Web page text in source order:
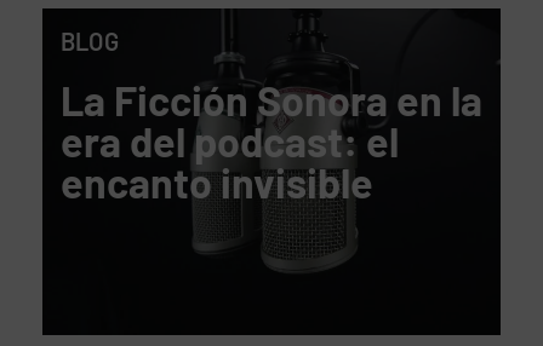
BLOG
La Ficción Sonora en la
era del podcast: el
encanto invisible